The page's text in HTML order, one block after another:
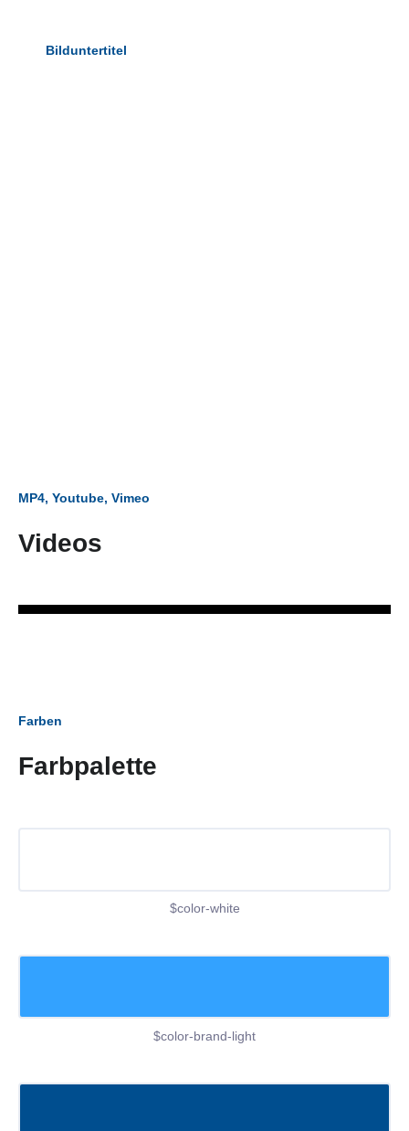
Bilduntertitel
MP4, Youtube, Vimeo
Videos
Farben
Farbpalette
$color-white
$color-brand-light